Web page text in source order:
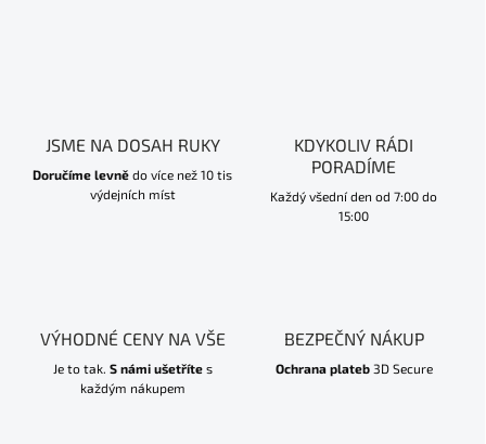
JSME NA DOSAH RUKY
Doručíme levně do více než 10 tis
výdejních míst
KDYKOLIV RÁDI
PORADÍME
Každý všední den od 7:00 do
15:00
VÝHODNÉ CENY NA VŠE
Je to tak. S námi ušetřítes
každým nákupem
BEZPEČNÝ NÁKUP
Ochrana plateb3D Secure